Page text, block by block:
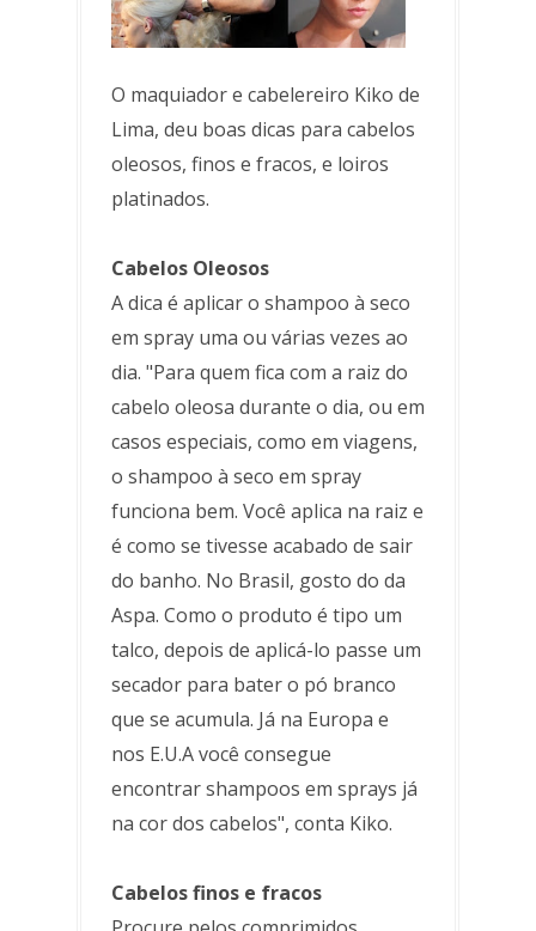
O maquiador e cabelereiro Kiko de
Lima, deu boas dicas para cabelos
oleosos, finos e fracos, e loiros
platinados.
Cabelos Oleosos
A dica é aplicar o shampoo à seco
em spray uma ou várias vezes ao
dia. "Para quem fica com a raiz do
cabelo oleosa durante o dia, ou em
casos especiais, como em viagens,
o shampoo à seco em spray
funciona bem. Você aplica na raiz e
é como se tivesse acabado de sair
do banho. No Brasil, gosto do da
Aspa. Como o produto é tipo um
talco, depois de aplicá-lo passe um
secador para bater o pó branco
que se acumula. Já na Europa e
nos E.U.A você consegue
encontrar shampoos em sprays já
na cor dos cabelos", conta Kiko.
Cabelos finos e fracos